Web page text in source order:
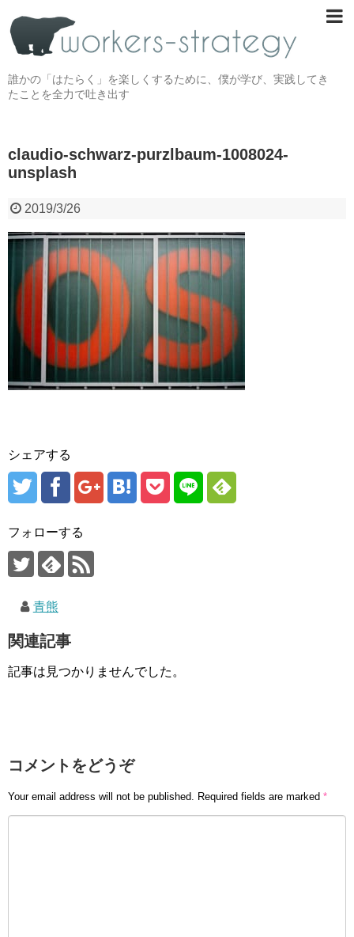
誰かの「はたらく」を楽しくするために、僕が学び、実践してき
たことを全力で吐き出す
claudio-schwarz-purzlbaum-1008024-
unsplash
2019/3/26
シェアする
フォローする
青熊
関連記事
記事は見つかりませんでした。
コメントをどうぞ
Your email address will not be published. Required fields are marked *